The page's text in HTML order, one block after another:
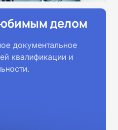
делом
документальное
квалификации и